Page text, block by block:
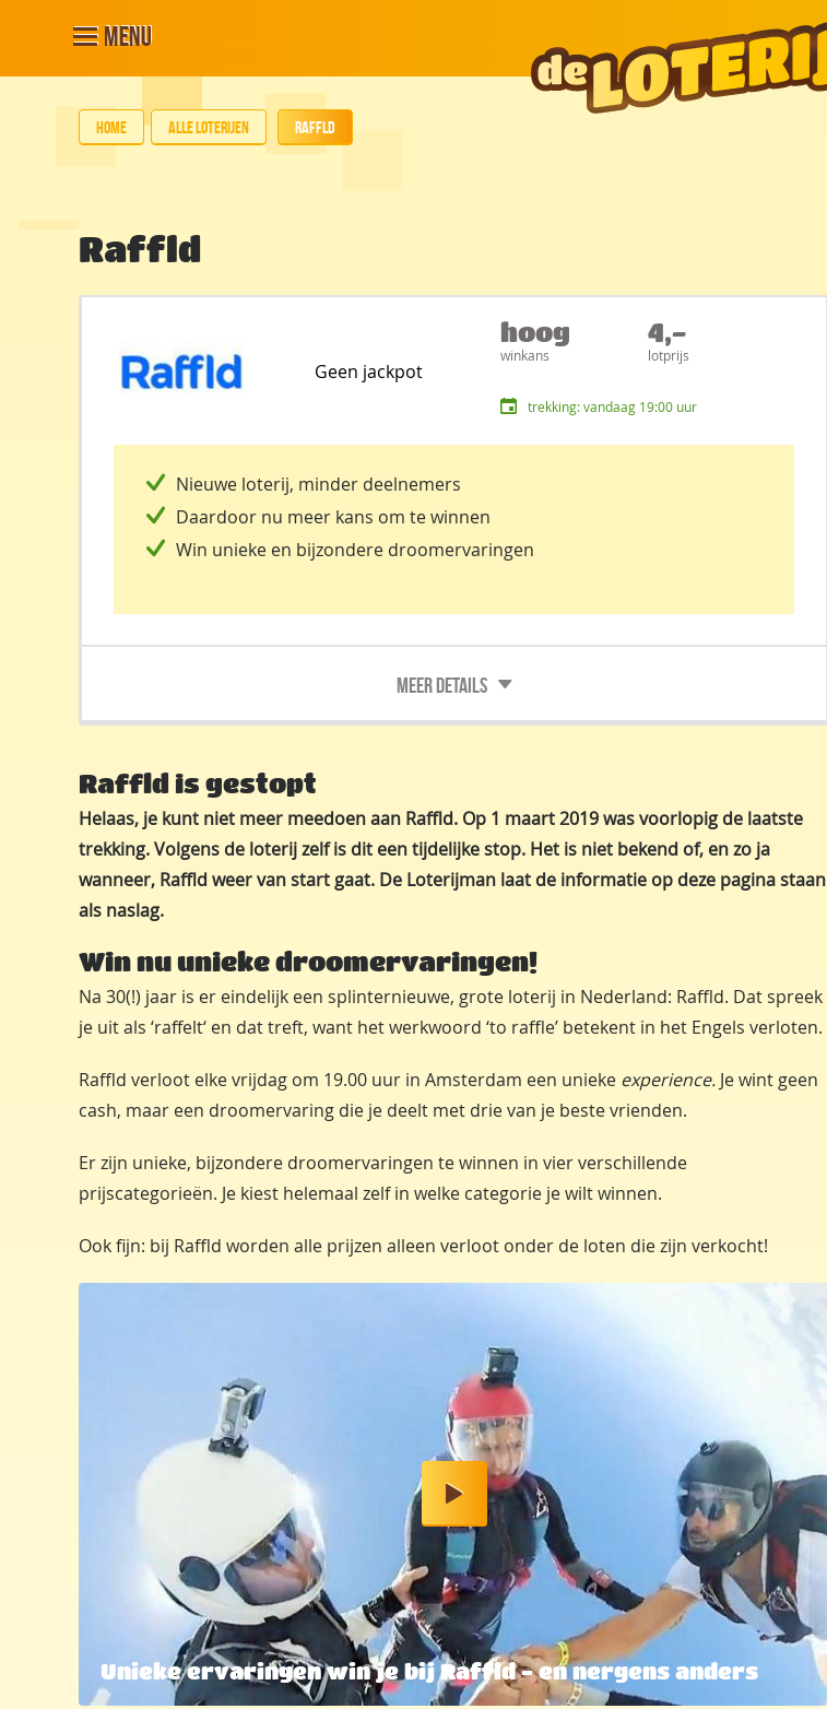
Menu
Home Alle loterijen Raffld
Raffld
Geen jackpot
hoog
winkans
4,-
lotprijs
trekking: vandaag 19:00 uur
Nieuwe loterij, minder deelnemers
Daardoor nu meer kans om te winnen
Win unieke en bijzondere droomervaringen
Raffld is gestopt
Helaas, je kunt niet meer meedoen aan Raffld. Op 1 maart 2019 was voorlopig de laatste
trekking. Volgens de loterij zelf is dit een tijdelijke stop. Het is niet bekend of, en zo ja
wanneer, Raffld weer van start gaat. De Loterijman laat de informatie op deze pagina staan
als naslag.
Win nu unieke droomervaringen!
Na 30(!) jaar is er eindelijk een splinternieuwe, grote loterij in Nederland: Raffld. Dat spreek
je uit als ‘raffelt‘ en dat treft, want het werkwoord ‘to raffle’ betekent in het Engels verloten.
Raffld verloot elke vrijdag om 19.00 uur in Amsterdam een unieke experience. Je wint geen
cash, maar een droomervaring die je deelt met drie van je beste vrienden.
Er zijn unieke, bijzondere droomervaringen te winnen in vier verschillende
prijscategorieën. Je kiest helemaal zelf in welke categorie je wilt winnen.
Ook fijn: bij Raffld worden alle prijzen alleen verloot onder de loten die zijn verkocht!
Unieke ervaringen win je bij Raffld - en nergens anders